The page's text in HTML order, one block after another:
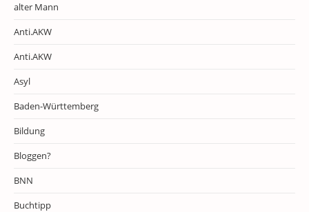
alter Mann
Anti.AKW
Anti.AKW
Asyl
Baden-Württemberg
Bildung
Bloggen?
BNN
Buchtipp